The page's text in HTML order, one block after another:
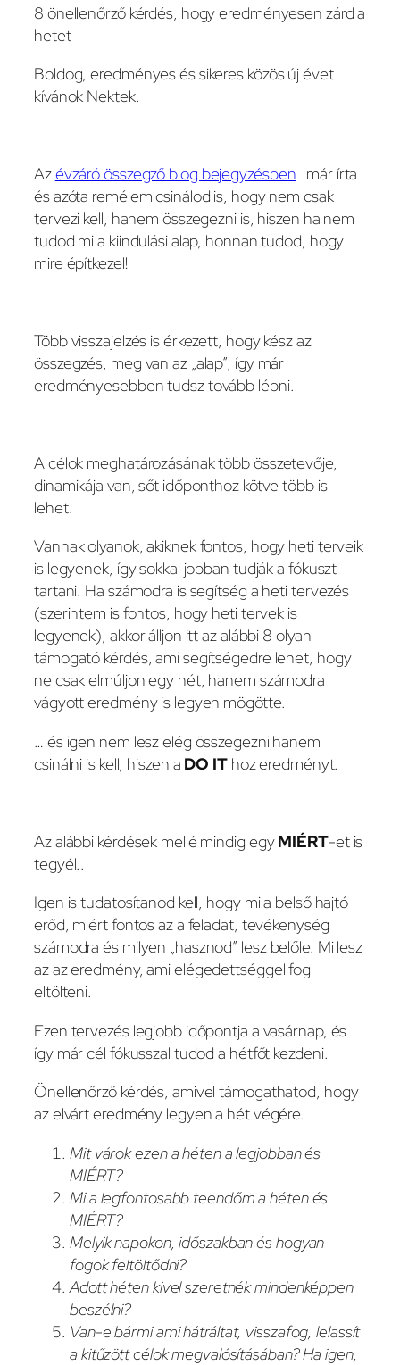
8 önellenőrző kérdés, hogy eredményesen zárd a
hetet
Boldog, eredményes és sikeres közös új évet
kívánok Nektek.
Azévzáró összegző blog bejegyzésben már írta
és azóta remélem csinálod is, hogy nem csak
tervezi kell, hanem összegezni is, hiszen ha nem
tudod mi a kiindulási alap, honnan tudod, hogy
mire építkezel!
Több visszajelzés is érkezett, hogy kész az
összegzés, meg van az „alap”, így már
eredményesebben tudsz tovább lépni.
A célok meghatározásának több összetevője,
dinamikája van, sőt időponthoz kötve több is
lehet.
Vannak olyanok, akiknek fontos, hogy heti terveik
is legyenek, így sokkal jobban tudják a fókuszt
tartani. Ha számodra is segítség a heti tervezés
(szerintem is fontos, hogy heti tervek is
legyenek), akkor álljon itt az alábbi 8 olyan
támogató kérdés, ami segítségedre lehet, hogy
ne csak elmúljon egy hét, hanem számodra
vágyott eredmény is legyen mögötte.
… és igen nem lesz elég összegezni hanem
csinálni is kell, hiszen a DO IThoz eredményt.
Az alábbi kérdések mellé mindig egyMIÉRT-et is
tegyél..
Igen is tudatosítanod kell, hogy mi a belső hajtó
erőd, miért fontos az a feladat, tevékenység
számodra és milyen „hasznod” lesz belőle. Mi lesz
az az eredmény, ami elégedettséggel fog
eltölteni.
Ezen tervezés legjobb időpontja a vasárnap, és
így már cél fókusszal tudod a hétfőt kezdeni.
Önellenőrző kérdés, amivel támogathatod, hogy
az elvárt eredmény legyen a hét végére.
Mit várok ezen a héten a legjobban és
MIÉRT?
Mi a legfontosabb teendőm a héten és
MIÉRT?
Melyik napokon, időszakban és hogyan
fogok feltöltődni?
Adott héten kivel szeretnék mindenképpen
beszélni?
Van-e bármi ami hátráltat, visszafog, lelassít
a kitűzött célok megvalósításában? Ha igen,